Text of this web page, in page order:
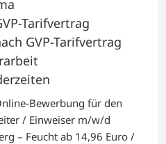
Tarifvertrag
GVP-Tarifvertrag
Bewerbung für den
/ Einweiser m/w/d
– Feucht ab 14,96 Euro /